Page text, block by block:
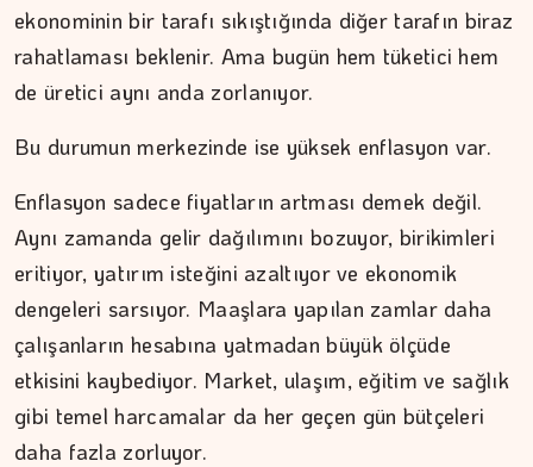
ekonominin bir tarafı sıkıştığında diğer tarafın biraz
rahatlaması beklenir. Ama bugün hem tüketici hem
de üretici aynı anda zorlanıyor.
Bu durumun merkezinde ise yüksek enflasyon var.
Enflasyon sadece fiyatların artması demek değil.
Aynı zamanda gelir dağılımını bozuyor, birikimleri
eritiyor, yatırım isteğini azaltıyor ve ekonomik
dengeleri sarsıyor. Maaşlara yapılan zamlar daha
çalışanların hesabına yatmadan büyük ölçüde
etkisini kaybediyor. Market, ulaşım, eğitim ve sağlık
gibi temel harcamalar da her geçen gün bütçeleri
daha fazla zorluyor.